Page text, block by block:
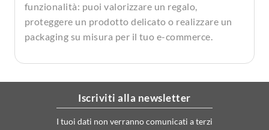
funzionalità: puoi valorizzare un regalo,
proteggere un prodotto delicato o realizzare un
packaging su misura per il tuo e-commerce.
iscriviti alla newsletter
I tuoi dati non verranno comunicati a terzi